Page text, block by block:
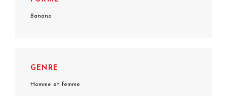
Banana
GENRE
Homme et femme